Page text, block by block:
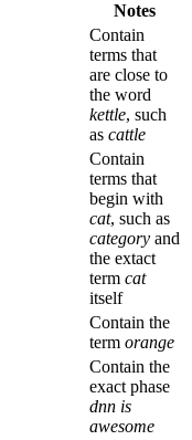
Notes
Contain
terms that
are close to
the word
kettle, such
as cattle
Contain
terms that
begin with
cat, such as
category and
the extact
term cat
itself
Contain the
term orange
Contain the
exact phase
dnn is
awesome